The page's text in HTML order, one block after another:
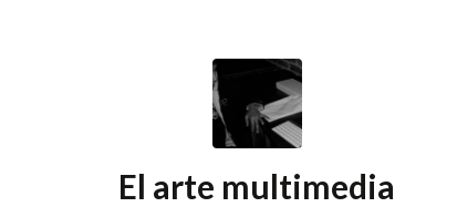
El arte multimedia